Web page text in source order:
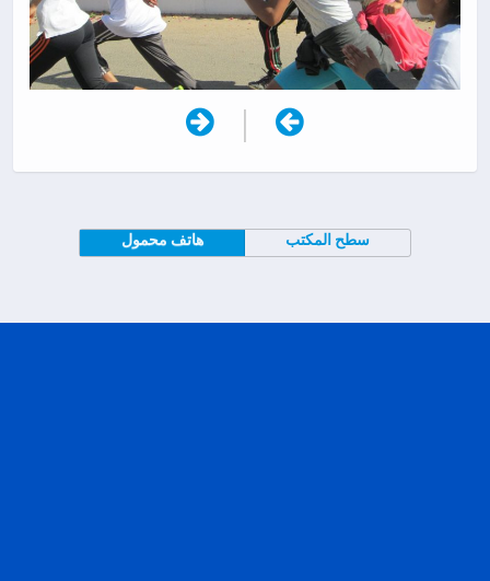
|
هاتف محمول سطح المكتب